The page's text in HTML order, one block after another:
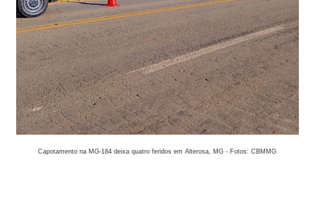
Capotamento na MG-184 deixa quatro feridos em Alterosa, MG - Fotos: CBMMG